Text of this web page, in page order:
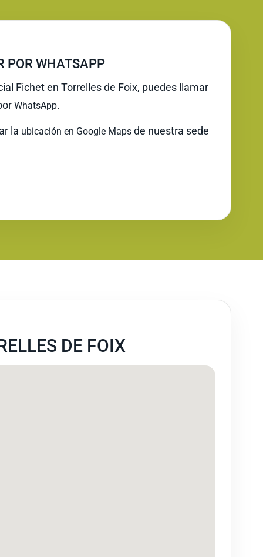
POR WHATSAPP
Fichet en Torrelles de Foix, puedes llamar
WhatsApp.
la ubicación en Google Maps de nuestra sede
DE FOIX